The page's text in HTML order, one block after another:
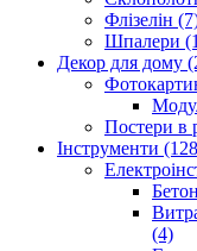
Флізелін
Шпалери
Декор для дому
Постери в
Інструменти
(4)